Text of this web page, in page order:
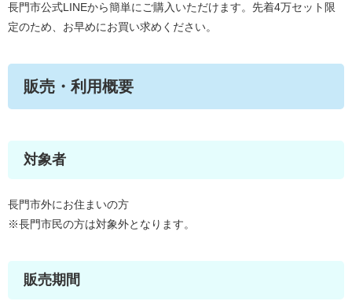
長門市公式LINEから簡単にご購入いただけます。先着4万セット限
定のため、お早めにお買い求めください。
販売・利用概要
対象者
長門市外にお住まいの方
※長門市民の方は対象外となります。
販売期間